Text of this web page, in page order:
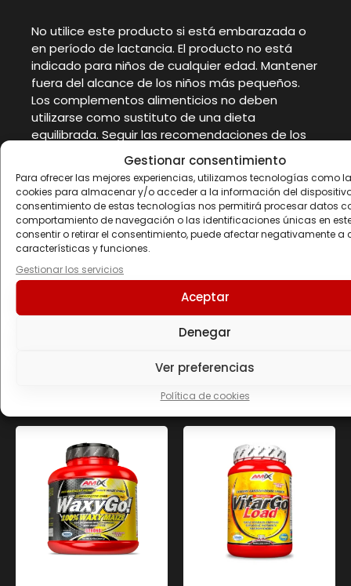
Gestionar consentimiento
Para ofrecer las mejores experiencias, utilizamos tecnologías como
cookies para almacenar y/o acceder a la información del
consentimiento de estas tecnologías nos permitirá procesar datos
comportamiento de navegación o las identificaciones únicas en
consentir o retirar el consentimiento, puede afectar negativamente a
características y funciones.
Gestionar los servicios
Aceptar
Denegar
Ver preferencias
Política de cookies
No utilice este producto si está embarazada o
en período de lactancia. El producto no está
indicado para niños de cualquier edad. Mantener
fuera del alcance de los niños más pequeños.
Los complementos alimenticios no deben
utilizarse como sustituto de una dieta
equilibrada. Seguir las recomendaciones de los
profesionales antes de tomar este
complemento alimenticio. Conservar a una
temperatura no superior a 25°C en un lugar
fresco y seco, lejos de la luz solar directa. El
fabricante no se responsabiliza de los daños
causados por uso, conservación o
almacenamiento inapropiado por parte del
consumidor.
Productos
relacionados